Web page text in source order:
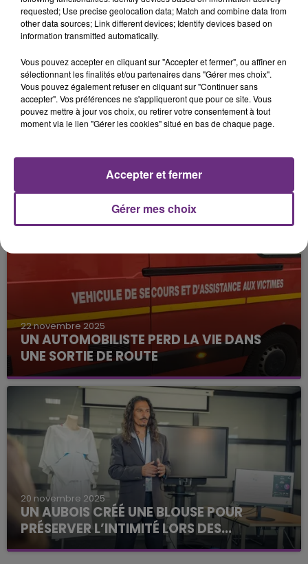
MILITAIRE
UN PIÉTON MORTELLEMENT PERCUTÉ
22 novembre 2025
UN AUTOMOBILISTE PERD LA VIE DANS
UNE SORTIE DE ROUTE
20 novembre 2025
UN AUBOIS CRÉÉ UNE BLOUSE POUR
PRÉSERVER L’INTIMITÉ LORS DES...
requested; Use precise geolocation data; Match and combine data from
other data sources; Link different devices; Identify devices based on
information transmitted automatically.
Vous pouvez accepter en cliquant sur "Accepter et fermer", ou affiner en
sélectionnant les finalités et/ou partenaires dans "Gérer mes choix".
Vous pouvez également refuser en cliquant sur "Continuer sans
accepter". Vos préférences ne s'appliqueront que pour ce site. Vous
pouvez mettre à jour vos choix, ou retirer votre consentement à tout
moment via le lien "Gérer les cookies" situé en bas de chaque page.
Gérer mes choix
Accepter et fermer